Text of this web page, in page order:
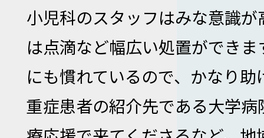
小児科のスタッフはみな意識
は点滴など幅広い処置ができ
にも慣れているので、かなり
重症患者の紹介先である大学